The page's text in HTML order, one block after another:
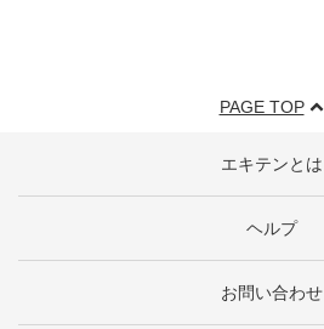
PAGE TOP
エキテンとは
ヘルプ
お問い合わせ